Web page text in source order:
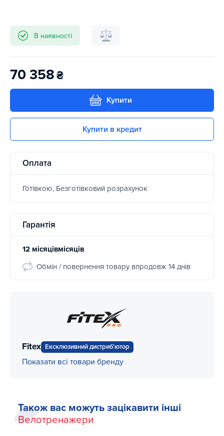
В наявності
70 358₴
Купити
Купити в кредит
Оплата
Готівкою, Безготівковий розрахунок
Гарантія
12 місяцівмісяців
Обмін / повернення товару впродовж 14 днів
Fitex Ексклюзивний дистриб'ютор
Показати всі товари бренду
Також вас можуть зацікавити інші
Велотренажери